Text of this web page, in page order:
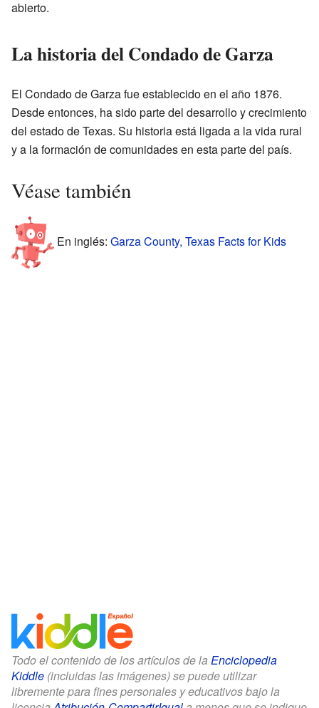
abierto.
La historia del Condado de Garza
El Condado de Garza fue establecido en el año 1876.
Desde entonces, ha sido parte del desarrollo y crecimiento
del estado de Texas. Su historia está ligada a la vida rural
y a la formación de comunidades en esta parte del país.
Véase también
En inglés: Garza County, Texas Facts for Kids
Todo el contenido de los artículos de la Enciclopedia
Kiddle (incluidas las imágenes) se puede utilizar
libremente para fines personales y educativos bajo la